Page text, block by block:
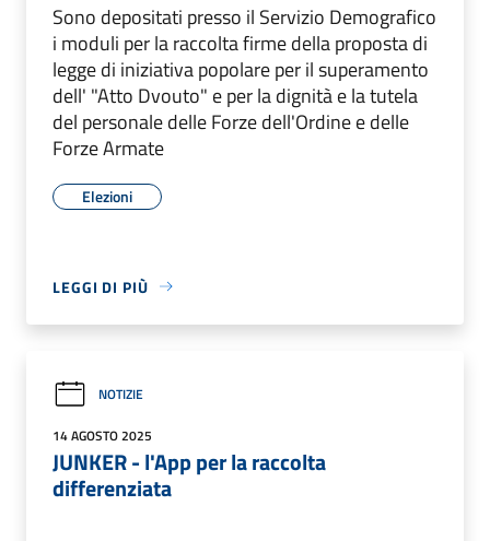
Sono depositati presso il Servizio Demografico
i moduli per la raccolta firme della proposta di
legge di iniziativa popolare per il superamento
dell' "Atto Dvouto" e per la dignità e la tutela
del personale delle Forze dell'Ordine e delle
Forze Armate
Elezioni
LEGGI DI PIÙ
NOTIZIE
14 AGOSTO 2025
JUNKER - l'App per la raccolta
differenziata